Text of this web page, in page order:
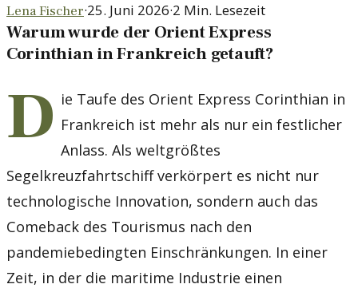
Lena Fischer·25. Juni 2026·2 Min. Lesezeit
Warum wurde der Orient Express
Corinthian in Frankreich getauft?
D ie Taufe des Orient Express Corinthian in
Frankreich ist mehr als nur ein festlicher
Anlass. Als weltgrößtes
Segelkreuzfahrtschiff verkörpert es nicht nur
technologische Innovation, sondern auch das
Comeback des Tourismus nach den
pandemiebedingten Einschränkungen. In einer
Zeit, in der die maritime Industrie einen